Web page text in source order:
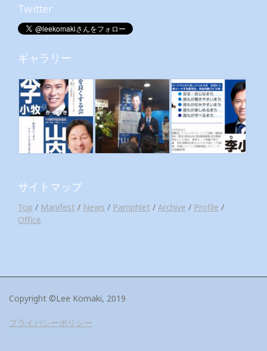
Twitter
ギャラリー
サイトマップ
Top / Manifest / News / Pamphlet / Archive / Profile /
Office
Copyright ©Lee Komaki, 2019
プライバシーポリシー